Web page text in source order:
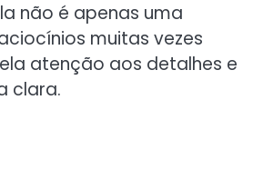
não é apenas uma
muitas vezes
atenção aos detalhes e
clara.